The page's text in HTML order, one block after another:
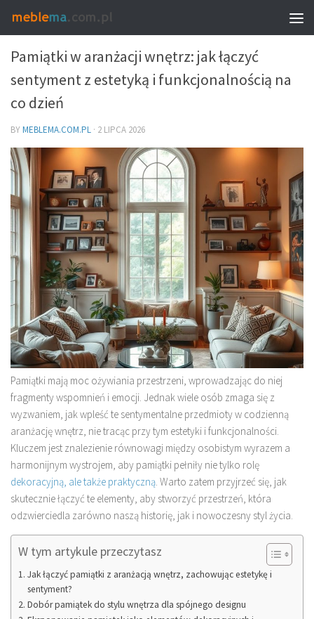
DEKORACJE I DODATKI – DOBÓR DO WNĘTRZA
Pamiątki w aranżacji wnętrz: jak łączyć
sentyment z estetyką i funkcjonalnością na
co dzień
BYMEBLEMA.COM.PL · 2 LIPCA 2026
Pamiątki mają moc ożywiania przestrzeni, wprowadzając do niej
fragmenty wspomnień i emocji. Jednak wiele osób zmaga się z
wyzwaniem, jak wpleść te sentymentalne przedmioty w codzienną
aranżację wnętrz, nie tracąc przy tym estetyki i funkcjonalności.
Kluczem jest znalezienie równowagi między osobistym wyrazem a
harmonijnym wystrojem, aby pamiątki pełniły nie tylko rolę
dekoracyjną, ale także praktyczną . Warto zatem przyjrzeć się, jak
skutecznie łączyć te elementy, aby stworzyć przestrzeń, która
odzwierciedla zarówno naszą historię, jak i nowoczesny styl życia.
W tym artykule przeczytasz
Jak łączyć pamiątki z aranżacją wnętrz, zachowując estetykę i
sentyment?
Dobór pamiątek do stylu wnętrza dla spójnego designu